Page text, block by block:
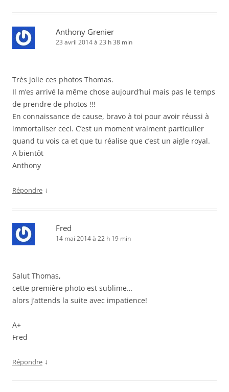
Anthony Grenier
23 avril 2014 à 23 h 38 min
Très jolie ces photos Thomas.
Il m’es arrivé la même chose aujourd’hui mais pas le temps
de prendre de photos !!!
En connaissance de cause, bravo à toi pour avoir réussi à
immortaliser ceci. C’est un moment vraiment particulier
quand tu vois ca et que tu réalise que c’est un aigle royal.
A bientôt
Anthony
Répondre ↓
Fred
14 mai 2014 à 22 h 19 min
Salut Thomas,
cette première photo est sublime…
alors j’attends la suite avec impatience!
A+
Fred
Répondre ↓